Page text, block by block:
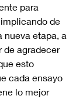
para
de
nueva etapa, a
de agradecer
esto
cada ensayo
lo mejor